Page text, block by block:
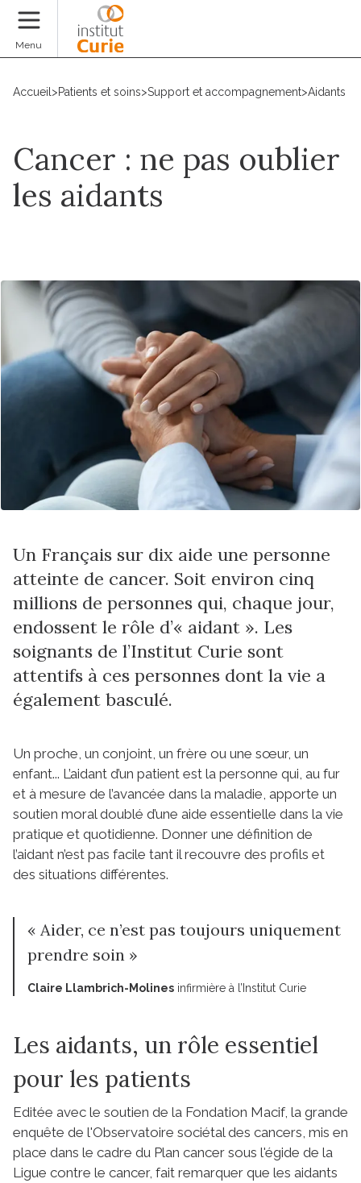
Menu
Accueil >Patients et soins>Support et accompagnement>Aidants
Cancer : ne pas oublier
les aidants
Un Français sur dix aide une personne
atteinte de cancer. Soit environ cinq
millions de personnes qui, chaque jour,
endossent le rôle d’« aidant ». Les
soignants de l’Institut Curie sont
attentifs à ces personnes dont la vie a
également basculé.
Un proche, un conjoint, un frère ou une sœur, un
enfant... L’aidant d’un patient est la personne qui, au fur
et à mesure de l’avancée dans la maladie, apporte un
soutien moral doublé d’une aide essentielle dans la vie
pratique et quotidienne. Donner une définition de
l’aidant n’est pas facile tant il recouvre des profils et
des situations différentes.
« Aider, ce n’est pas toujours uniquement
prendre soin »
Claire Llambrich-Molines infirmière à l’Institut Curie
Les aidants, un rôle essentiel
pour les patients
Editée avec le soutien de la Fondation Macif, la grande
enquête de l'Observatoire sociétal des cancers, mis en
place dans le cadre du Plan cancer sous l'égide de la
Ligue contre le cancer, fait remarquer que les aidants